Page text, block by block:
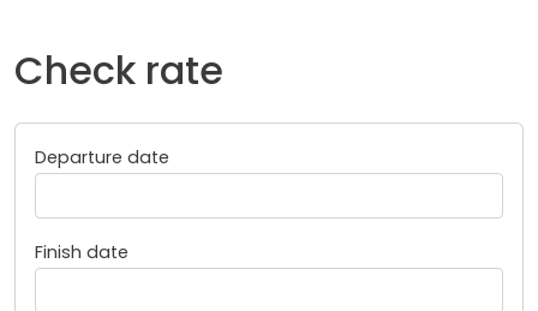
Check rate
Departure date
Finish date